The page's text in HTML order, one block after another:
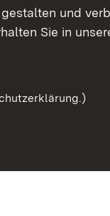
und
Sie in